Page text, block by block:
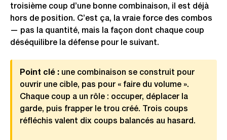
troisième coup d’une bonne combinaison, il est déjà
hors de position. C’est ça, la vraie force des combos
— pas la quantité, mais la façon dont chaque coup
déséquilibre la défense pour le suivant.
Point clé : une combinaison se construit pour
ouvrir une cible, pas pour « faire du volume ».
Chaque coup a un rôle : occuper, déplacer la
garde, puis frapper le trou créé. Trois coups
réfléchis valent dix coups balancés au hasard.